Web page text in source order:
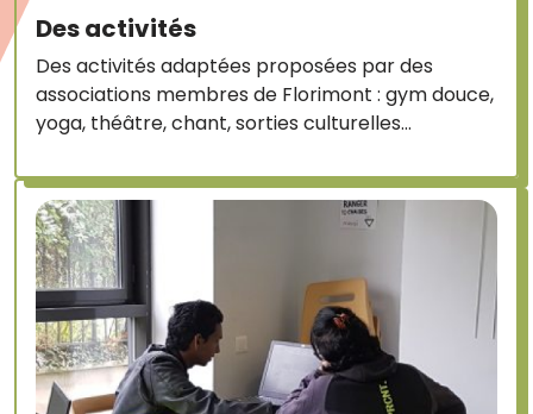
Des activités
Des activités adaptées proposées par des
associations membres de Florimont : gym douce,
yoga, théâtre, chant, sorties culturelles…